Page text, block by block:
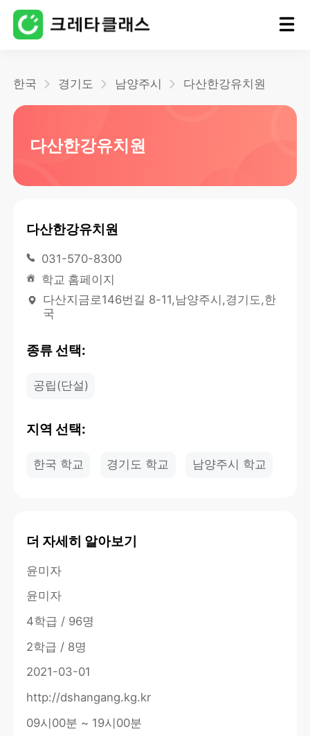
한국 경기도 남양주시 다산한강유치원
다산한강유치원
다산한강유치원
031-570-8300
학교 홈페이지
다산지금로146번길 8-11,남양주시,경기도,한
국
종류 선택:
공립(단설)
지역 선택:
한국 학교 경기도 학교 남양주시 학교
더 자세히 알아보기
윤미자
윤미자
4학급 / 96명
2학급 / 8명
2021-03-01
http://dshangang.kg.kr
09시00분 ~ 19시00분